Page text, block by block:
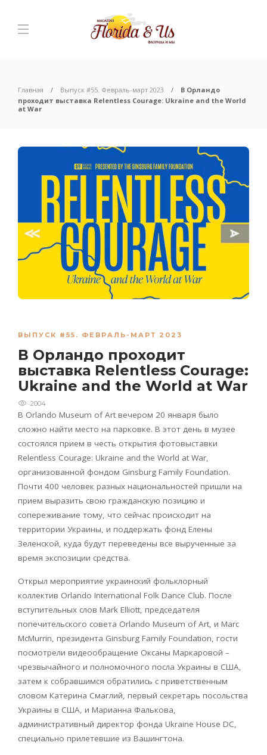
Главная Выпуск #55. Февраль-март 2023
В Орландо
проходит выставка Relentless Courage: Ukraine and the World
at War
ВЫПУСК #55. ФЕВРАЛЬ-МАРТ 2023
В Орландо проходит
выставка Relentless Courage:
Ukraine and the World at War
2004
В Orlando Museum of Art вечером 20 января было
сложно найти место на парковке. В этот день в музее
состоялся прием в честь открытия фотовыставки
Relentless Courage: Ukraine and the World at War,
организованной фондом Ginsburg Family Foundation.
Почти 400 человек разных национальностей пришли на
прием выразить свою гражданскую позицию и
сопереживание тому, что сейчас происходит на
территории Украины, и поддержать фонд Елены
Зеленской, куда будут переведены все вырученные за
время экспозиции средства.
Открыл мероприятие украинский фольклорный
коллектив Orlando International Folk Dance Club. После
вступительных слов Mark Elliott, председателя
попечительского совета Orlando Museum of Art, и Marc
McMurrin, президента Ginsburg Family Foundation, гости
посмотрели видеообращение Оксаны Маркаровой –
чрезвычайного и полномочного посла Украины в США,
затем к собравшимся обратились с приветственным
словом Катерина Смаглий, первый секретарь посольства
Украины в США, и Марианна Фалькова,
административный директор фонда Ukraine House DC,
специально прилетевшие из Вашингтона.